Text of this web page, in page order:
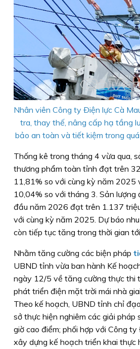
Nhân viên Công ty Ðiện lực Cà
tra, thay thế, nâng cấp hạ tầng
bảo an toàn và tiết kiệm trong
Thống kê trong tháng 4 vừa qua,
thương phẩm toàn tỉnh đạt trên
11,81% so với cùng kỳ năm 2025
10,04% so với tháng 3. Sản lượng
đầu năm 2026 đạt trên 1.137
với cùng kỳ năm 2025. Dự báo
còn tiếp tục tăng trong thời gian
Nhằm tăng cường các biện pháp
UBND tỉnh vừa ban hành Kế
ngày 12/5 về tăng cường thực thi
phát triển điện mặt trời mái nhà
Theo kế hoạch, UBND tỉnh chỉ
sở thực hiện nghiêm các giải pháp
giờ cao điểm; phối hợp với Công ty
xây dựng kế hoạch triển khai thực